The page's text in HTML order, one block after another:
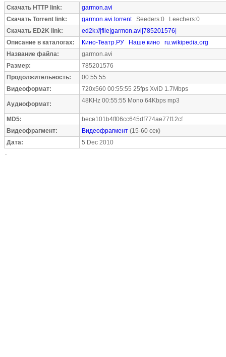
Скачать HTTP link:
garmon.avi
Скачать Torrent link:
garmon.avi.torrentSeeders:0 Leechers:0
Скачать ED2K link:
ed2k://|file|garmon.avi|785201576|
Описание в каталогах:
Кино-Театр.РУ Наше кино
ru.wikipedia.org
Название файла:
garmon.avi
Размер:
785201576
Продолжительность:
00:55:55
Видеоформат:
720x560 00:55:55 25fps XviD 1.7Mbps
Аудиоформат: 48KHz 00:55:55 Mono 64Kbps mp3
MD5:
bece101b4ff06cc645df774ae77f12cf
Видеофрагмент:
Видеофрагмент (15-60 сек)
Дата:
5 Dec 2010